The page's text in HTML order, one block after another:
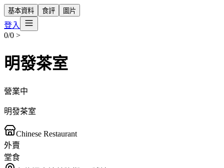
基本資料 食評 圖片
登入
0/0 >
明發茶室
營業中
明發茶室
Chinese Restaurant
外賣
堂食